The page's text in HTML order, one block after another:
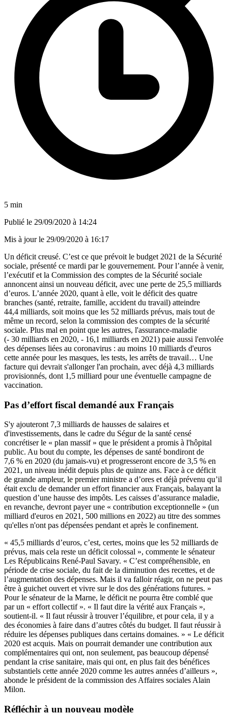
5 min
Publié le 29/09/2020 à 14:24
Mis à jour le 29/09/2020 à 16:17
Un déficit creusé. C’est ce que prévoit le budget 2021 de la Sécurité
sociale, présenté ce mardi par le gouvernement. Pour l’année à venir,
l’exécutif et la Commission des comptes de la Sécurité sociale
annoncent ainsi un nouveau déficit, avec une perte de 25,5 milliards
d’euros. L’année 2020, quant à elle, voit le déficit des quatre
branches (santé, retraite, famille, accident du travail) atteindre
44,4 milliards, soit moins que les 52 milliards prévus, mais tout de
même un record, selon la commission des comptes de la sécurité
sociale. Plus mal en point que les autres, l'assurance-maladie
(- 30 milliards en 2020, - 16,1 milliards en 2021) paie aussi l'envolée
des dépenses liées au coronavirus : au moins 10 milliards d'euros
cette année pour les masques, les tests, les arrêts de travail… Une
facture qui devrait s'allonger l'an prochain, avec déjà 4,3 milliards
provisionnés, dont 1,5 milliard pour une éventuelle campagne de
vaccination.
Pas d’effort fiscal demandé aux Français
S'y ajouteront 7,3 milliards de hausses de salaires et
d'investissements, dans le cadre du Ségur de la santé censé
concrétiser le « plan massif » que le président a promis à l'hôpital
public. Au bout du compte, les dépenses de santé bondiront de
7,6 % en 2020 (du jamais-vu) et progresseront encore de 3,5 % en
2021, un niveau inédit depuis plus de quinze ans. Face à ce déficit
de grande ampleur, le premier ministre a d’ores et déjà prévenu qu’il
était exclu de demander un effort financier aux Français, balayant la
question d’une hausse des impôts. Les caisses d’assurance maladie,
en revanche, devront payer une « contribution exceptionnelle » (un
milliard d'euros en 2021, 500 millions en 2022) au titre des sommes
qu'elles n'ont pas dépensées pendant et après le confinement.
« 45,5 milliards d’euros, c’est, certes, moins que les 52 milliards de
prévus, mais cela reste un déficit colossal », commente le sénateur
Les Républicains René-Paul Savary. « C’est compréhensible, en
période de crise sociale, du fait de la diminution des recettes, et de
l’augmentation des dépenses. Mais il va falloir réagir, on ne peut pas
être à guichet ouvert et vivre sur le dos des générations futures. »
Pour le sénateur de la Marne, le déficit ne pourra être comblé que
par un « effort collectif ». « Il faut dire la vérité aux Français »,
soutient-il. « Il faut réussir à trouver l’équilibre, et pour cela, il y a
des économies à faire dans d’autres côtés du budget. Il faut réussir à
réduire les dépenses publiques dans certains domaines. » « Le déficit
2020 est acquis. Mais on pourrait demander une contribution aux
complémentaires qui ont, non seulement, pas beaucoup dépensé
pendant la crise sanitaire, mais qui ont, en plus fait des bénéfices
substantiels cette année 2020 comme les autres années d’ailleurs »,
abonde le président de la commission des Affaires sociales Alain
Milon.
Réfléchir à un nouveau modèle